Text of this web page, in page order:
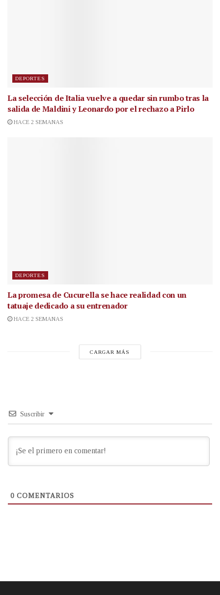
DEPORTES
La selección de Italia vuelve a quedar sin rumbo tras la
salida de Maldini y Leonardo por el rechazo a Pirlo
HACE 2 SEMANAS
DEPORTES
La promesa de Cucurella se hace realidad con un
tatuaje dedicado a su entrenador
HACE 2 SEMANAS
CARGAR MÁS
Suscribir
0 COMENTARIOS